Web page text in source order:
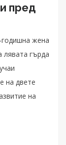
пред
жена
лявата гърда
на двете
на